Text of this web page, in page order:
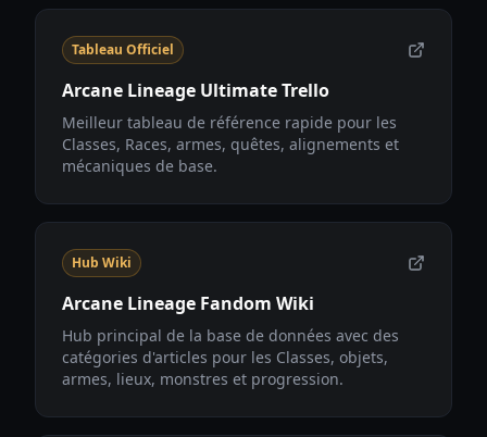
Tableau Officiel
Arcane Lineage Ultimate Trello
Meilleur tableau de référence rapide pour les
Classes, Races, armes, quêtes, alignements et
mécaniques de base.
Hub Wiki
Arcane Lineage Fandom Wiki
Hub principal de la base de données avec des
catégories d'articles pour les Classes, objets,
armes, lieux, monstres et progression.